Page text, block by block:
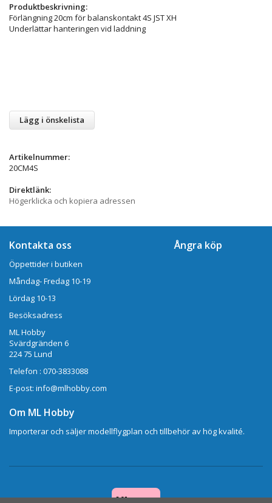
Produktbeskrivning:
Förlängning 20cm för balanskontakt 4S JST XH
Underlättar hanteringen vid laddning
Lägg i önskelista
Artikelnummer:
20CM4S
Direktlänk:
Högerklicka och kopiera adressen
Kontakta oss
Öppettider i butiken
Måndag- Fredag 10-19
Lördag 10-13
Besöksadress
ML Hobby
Svärdgränden 6
224 75 Lund
Telefon : 070-3833088
E-post: info@mlhobby.com
Ångra köp
Om ML Hobby
Importerar och säljer modellflygplan och tillbehör av hög kvalité.